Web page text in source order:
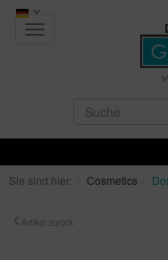
Toggle
Sie sind hier: Cosmetics
Artikel zurück